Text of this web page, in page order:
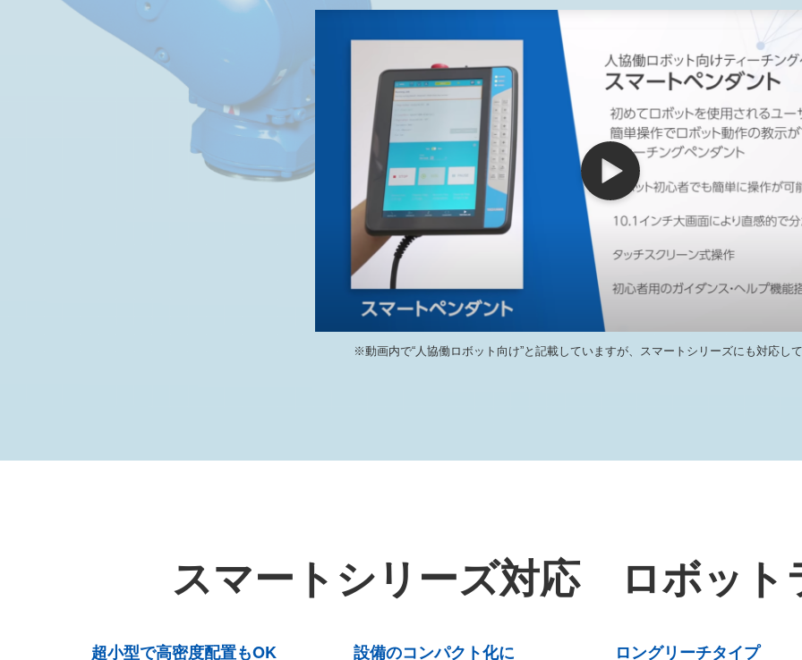
※動画内で“人協働ロボット向け”と記載していますが、スマートシリーズにも対応し
スマートシリーズ対応 ロボット
超小型で高密度配置もOK 設備のコンパクト化に ロングリーチタイプ